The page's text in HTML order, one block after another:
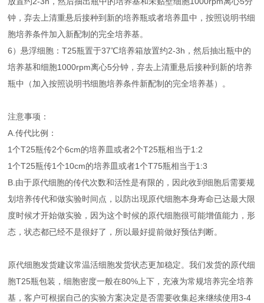
钟，弃去上清重悬后接种到新的培养瓶或者培养皿中，按照说明书细
胞培养条件加入新配制的完全培养基。
6）悬浮细胞：T25瓶置于37℃培养箱放置约2-3h，然后抽出瓶中的
培养基和细胞1000rpm离心5分钟，弃去上清重悬后接种到新的培养
瓶中（加入按照说明书细胞培养条件新配制的完全培养基）。
注意事项：
A.传代比例：
1个T25瓶传2个6cm的培养皿或者2个T25瓶相当于1:2
1个T25瓶传1个10cm的培养皿或者1个T75瓶相当于1:3
B.由于原代细胞的传代次数和活性是有限的，因此收到细胞后需要规
划培养传代和做实验时间点，以防出现原代细胞本身寿命已达最大限
度时候才开始做实验，因为这个时候的原代细胞很可能增值能力，形
态，状态都已经不是很好了，所以最好提前做好预估判断。
原代细胞发货建议常温活细胞发货状态更加稳定。我们发货的原代细
胞T25瓶包装，细胞密度一般在80%上下，充液为常规培养完全培养
基，客户可根据自己的实验方案决定是否需要收集起来继续使用3-4